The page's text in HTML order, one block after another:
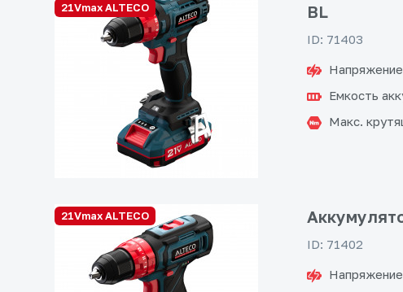
21Vmax ALTECO
BL
ID: 71403
Емкость
Макс.
21Vmax ALTECO
ID: 71402